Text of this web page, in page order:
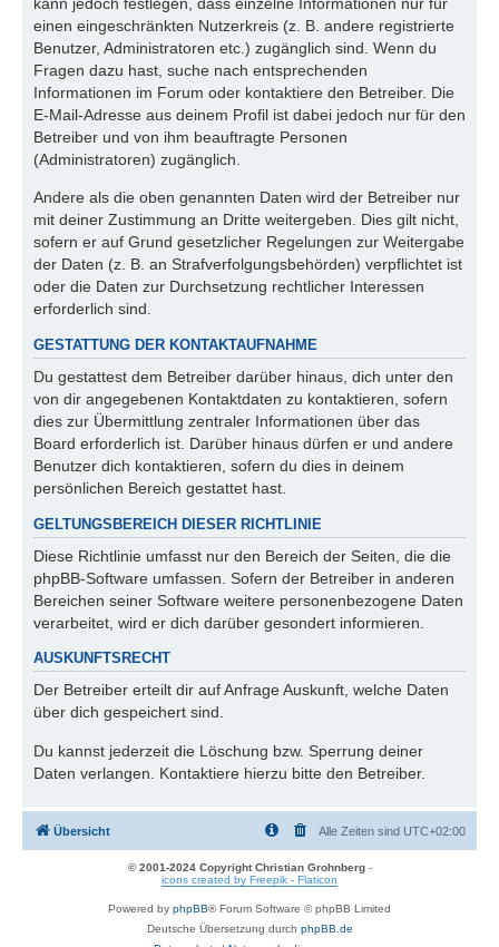
einen eingeschränkten Nutzerkreis (z. B. andere registrierte
Benutzer, Administratoren etc.) zugänglich sind. Wenn du
Fragen dazu hast, suche nach entsprechenden
Informationen im Forum oder kontaktiere den Betreiber. Die
E-Mail-Adresse aus deinem Profil ist dabei jedoch nur für den
Betreiber und von ihm beauftragte Personen
(Administratoren) zugänglich.
Andere als die oben genannten Daten wird der Betreiber nur
mit deiner Zustimmung an Dritte weitergeben. Dies gilt nicht,
sofern er auf Grund gesetzlicher Regelungen zur Weitergabe
der Daten (z. B. an Strafverfolgungsbehörden) verpflichtet ist
oder die Daten zur Durchsetzung rechtlicher Interessen
erforderlich sind.
GESTATTUNG DER KONTAKTAUFNAHME
Du gestattest dem Betreiber darüber hinaus, dich unter den
von dir angegebenen Kontaktdaten zu kontaktieren, sofern
dies zur Übermittlung zentraler Informationen über das
Board erforderlich ist. Darüber hinaus dürfen er und andere
Benutzer dich kontaktieren, sofern du dies in deinem
persönlichen Bereich gestattet hast.
GELTUNGSBEREICH DIESER RICHTLINIE
Diese Richtlinie umfasst nur den Bereich der Seiten, die die
phpBB-Software umfassen. Sofern der Betreiber in anderen
Bereichen seiner Software weitere personenbezogene Daten
verarbeitet, wird er dich darüber gesondert informieren.
AUSKUNFTSRECHT
Der Betreiber erteilt dir auf Anfrage Auskunft, welche Daten
über dich gespeichert sind.
Du kannst jederzeit die Löschung bzw. Sperrung deiner
Daten verlangen. Kontaktiere hierzu bitte den Betreiber.
Übersicht Alle Zeiten sind UTC+02:00
© 2001-2024 Copyright Christian Grohnberg-
icons created by Freepik - Flaticon
Powered by phpBB® Forum Software © phpBB Limited
Deutsche Übersetzung durch phpBB.de